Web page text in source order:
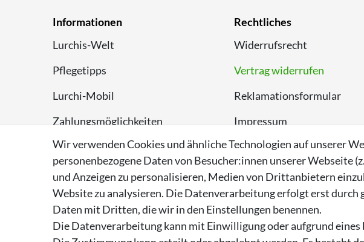
Informationen
Lurchis-Welt
Pflegetipps
Lurchi-Mobil
Zahlungsmöglichkeiten
Versand
Rückversand
Entsorgungshinweise
Über Supremo Shoes
Rechtliches
Widerrufsrecht
Vertrag widerrufen
Reklamationsformular
Impressum
Datenschutzerklärung
Wir verwenden Cookies und ähnliche Technologien auf unserer
personenbezogene Daten von Besucher:innen unserer Webseite
und Anzeigen zu personalisieren, Medien von Drittanbietern
Website zu analysieren. Die Datenverarbeitung erfolgt erst durch
Daten mit Dritten, die wir in den Einstellungen benennen.
Die Datenverarbeitung kann mit Einwilligung oder aufgrund